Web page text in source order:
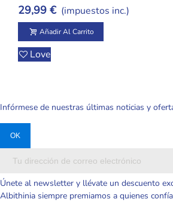
29,99 € (impuestos inc.)
Añadir Al Carrito
Love
Infórmese de nuestras últimas noticias y
Únete al newsletter y llévate un descuento
Albithinia siempre premiamos a quienes